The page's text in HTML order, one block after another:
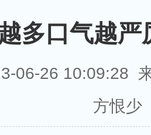
多口气越严
06-26 10:09:28
方恨少